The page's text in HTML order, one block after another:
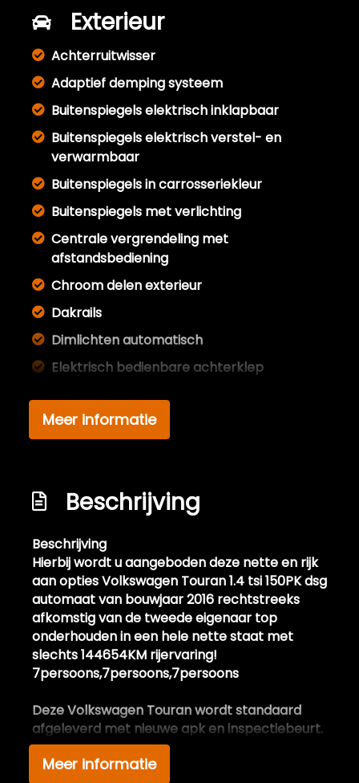
Exterieur
Achterruitwisser
Adaptief demping systeem
Buitenspiegels elektrisch inklapbaar
Buitenspiegels elektrisch verstel- en
verwarmbaar
Buitenspiegels in carrosseriekleur
Buitenspiegels met verlichting
Centrale vergrendeling met
afstandsbediening
Chroom delen exterieur
Dakrails
Dimlichten automatisch
Elektrisch bedienbare achterklep
Elektrisch glazen schuif-/kanteldak
Getint glas
Keyless entry
Koplampen adaptief
Led achterlichten
Led dagrijverlichting
Led koplampen
Metaalkleur
Mistlampen voor adaptief
Meer informatie
Beschrijving
Beschrijving
Hierbij wordt u aangeboden deze nette en rijk
aan opties Volkswagen Touran 1.4 tsi 150PK dsg
automaat van bouwjaar 2016 rechtstreeks
afkomstig van de tweede eigenaar top
onderhouden in een hele nette staat met
slechts 144654KM rijervaring!
7persoons,7persoons,7persoons
Deze Volkswagen Touran wordt standaard
afgeleverd met nieuwe apk en inspectiebeurt.
Volkswagen Touran 1.4 TSI 150PK R-
Meer informatie